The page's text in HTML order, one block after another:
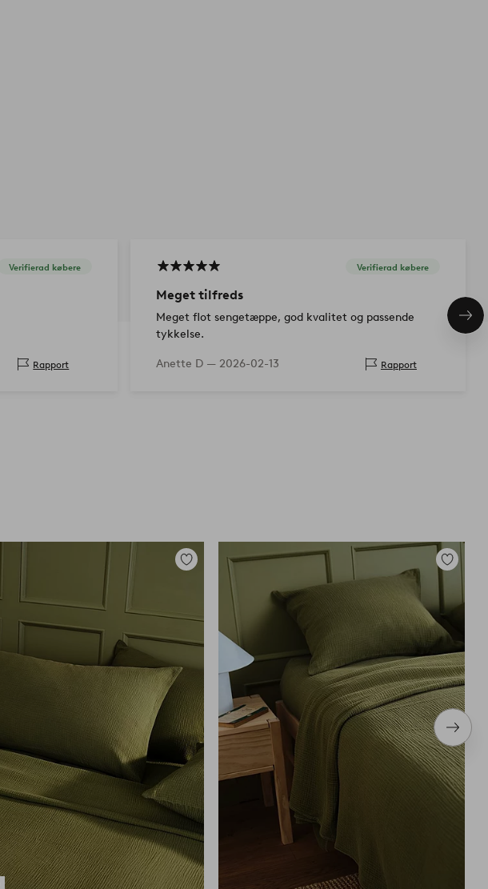
Verifierad købere
Rapport
Verifierad købere
Meget tilfreds
Meget flot sengetæppe, god kvalitet og passende
tykkelse.
Anette D — 2026-02-13 Rapport
Tilføj
Tilføj
Næste